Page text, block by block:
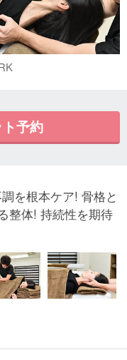
予約
を根本ケア! 骨格と
整体! 持続性を期待